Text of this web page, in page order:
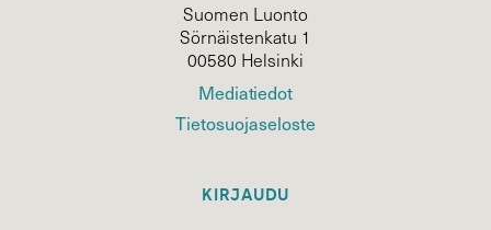
Suomen Luonto
Sörnäistenkatu 1
00580 Helsinki
Mediatiedot
Tietosuojaseloste
KIRJAUDU